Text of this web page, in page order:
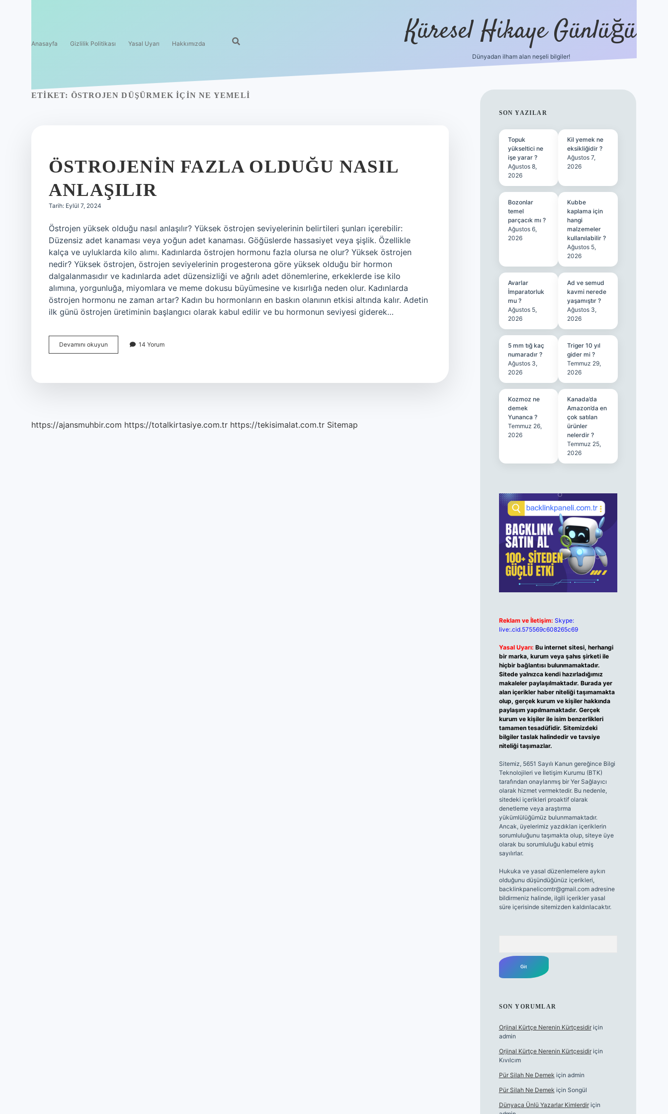
Anasayfa Gizlilik Politikası Yasal Uyarı Hakkımızda Küresel Hikaye Günlüğü
Dünyadan ilham alan neşeli bilgiler!
ETIKET: ÖSTROJEN DÜŞÜRMEK IÇIN NE YEMELI
ÖSTROJENIN FAZLA OLDUĞU NASIL
ANLAŞILIR
Tarih: Eylül 7, 2024
Östrojen yüksek olduğu nasıl anlaşılır? Yüksek östrojen seviyelerinin belirtileri şunları içerebilir:
Düzensiz adet kanaması veya yoğun adet kanaması. Göğüslerde hassasiyet veya şişlik. Özellikle
kalça ve uyluklarda kilo alımı. Kadınlarda östrojen hormonu fazla olursa ne olur? Yüksek östrojen
nedir? Yüksek östrojen, östrojen seviyelerinin progesterona göre yüksek olduğu bir hormon
dalgalanmasıdır ve kadınlarda adet düzensizliği ve ağrılı adet dönemlerine, erkeklerde ise kilo
alımına, yorgunluğa, miyomlara ve meme dokusu büyümesine ve kısırlığa neden olur. Kadınlarda
östrojen hormonu ne zaman artar? Kadın bu hormonların en baskın olanının etkisi altında kalır. Adetin
ilk günü östrojen üretiminin başlangıcı olarak kabul edilir ve bu hormonun seviyesi giderek…
Devamını okuyun Östrojenin
Fazla
14 Yorum
https://ajansmuhbir.com https://totalkirtasiye.com.tr https://tekisimalat.com.tr Sitemap
SIDEBAR
SON YAZILAR
Topuk
yükseltici ne
işe yarar ?
Ağustos 8,
2026
Kil yemek ne
eksikliğidir ?
Ağustos 7,
2026
Bozonlar
temel
parçacık mı ?
Ağustos 6,
2026
Kubbe
kaplama için
hangi
malzemeler
kullanılabilir ?
Ağustos 5,
2026
Avarlar
İmparatorluk
mu ?
Ağustos 5,
2026
Ad ve semud
kavmi nerede
yaşamıştır ?
Ağustos 3,
2026
5 mm tığ kaç
numaradır ?
Ağustos 3,
2026
Triger 10 yıl
gider mi ?
Temmuz 29,
2026
Kozmoz ne
demek
Yunanca ?
Temmuz 26,
2026
Kanada’da
Amazon’da en
çok satılan
ürünler
nelerdir ?
Temmuz 25,
2026
Reklam ve İletişim: Skype:
live:.cid.575569c608265c69
Yasal Uyarı: Bu internet sitesi, herhangi
bir marka, kurum veya şahıs şirketi ile
hiçbir bağlantısı bulunmamaktadır.
Sitede yalnızca kendi hazırladığımız
makaleler paylaşılmaktadır. Burada yer
alan içerikler haber niteliği taşımamakta
olup, gerçek kurum ve kişiler hakkında
paylaşım yapılmamaktadır. Gerçek
kurum ve kişiler ile isim benzerlikleri
tamamen tesadüfidir. Sitemizdeki
bilgiler taslak halindedir ve tavsiye
niteliği taşımazlar.
Sitemiz, 5651 Sayılı Kanun gereğince Bilgi
Teknolojileri ve İletişim Kurumu (BTK)
tarafından onaylanmış bir Yer Sağlayıcı
olarak hizmet vermektedir. Bu nedenle,
sitedeki içerikleri proaktif olarak
denetleme veya araştırma
yükümlülüğümüz bulunmamaktadır.
Ancak, üyelerimiz yazdıkları içeriklerin
sorumluluğunu taşımakta olup, siteye üye
olarak bu sorumluluğu kabul etmiş
sayılırlar.
Hukuka ve yasal düzenlemelere aykırı
olduğunu düşündüğünüz içerikleri,
backlinkpanelicomtr@gmail.comadresine
bildirmeniz halinde, ilgili içerikler yasal
süre içerisinde sitemizden kaldırılacaktır.
SON YORUMLAR
Orjinal Kürtçe Nerenin Kürtçesidiriçin
admin
Orjinal Kürtçe Nerenin Kürtçesidiriçin
Kıvılcım
Pür Silah Ne Demek için admin
Pür Silah Ne Demek için Songül
Dünyaca Ünlü Yazarlar Kimlerdiriçin
betexper